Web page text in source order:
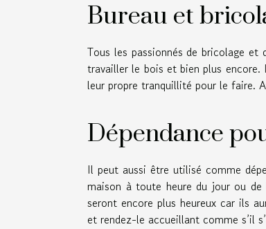
Bureau et
Tous les passionnés de bricolage
travailler le bois et bien plus
leur propre tranquillité pour le faire.
Dépendance
Il peut aussi être utilisé comme
maison à toute heure du jour ou
seront encore plus heureux car ils
et rendez-le accueillant comme s’il